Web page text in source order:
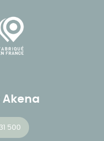
500